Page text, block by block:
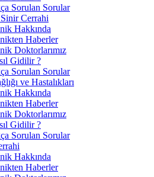
Sorulan Sorular
Cerrahi
Hakkında
Haberler
Doktorlarımız
Gidilir ?
Sorulan Sorular
ve Hastalıkları
Hakkında
Haberler
Doktorlarımız
Gidilir ?
Sorulan Sorular
Hakkında
Haberler